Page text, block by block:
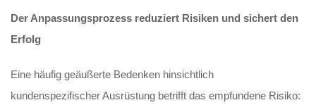
Der Anpassungsprozess reduziert Risiken und sichert den
Erfolg
Eine häufig geäußerte Bedenken hinsichtlich
kundenspezifischer Ausrüstung betrifft das empfundene Risiko: